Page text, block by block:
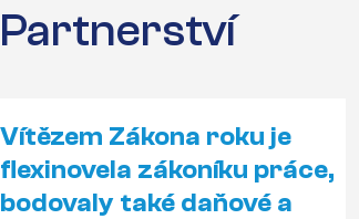
Partnerství
Vítězem Zákona roku je
flexinovela zákoníku práce,
bodovaly také daňové a